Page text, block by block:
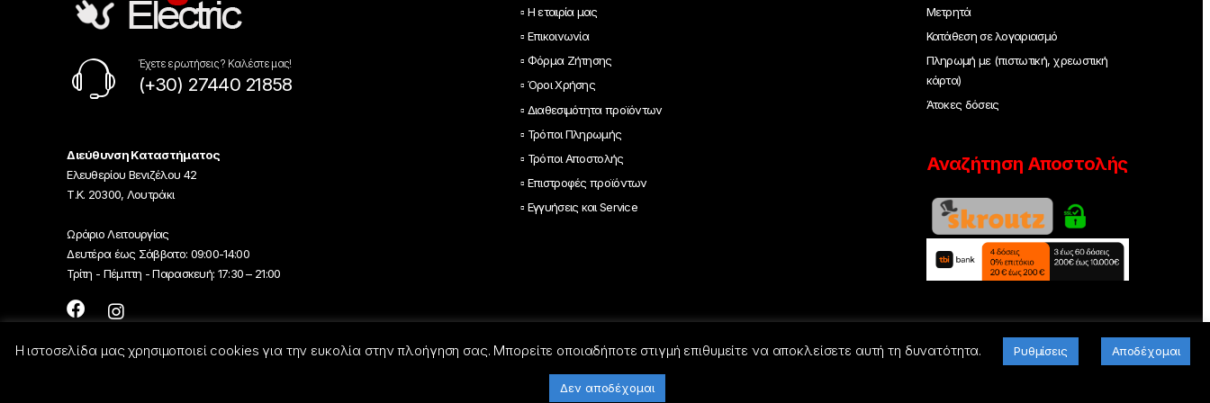
Έχετε ερωτήσεις ? Καλέστε μας!
(+30) 27440 21858
Διεύθυνση Καταστήματος
Ελευθερίου Βενιζέλου 42
Τ.Κ. 20300, Λουτράκι
Ωράριο Λειτουργίας
Δευτέρα έως Σάββατο: 09:00-14:00
Τρίτη - Πέμπτη - Παρασκευή: 17:30 – 21:00
▫ Η εταιρία μας
▫ Επικοινωνία
▫ Φόρμα Ζήτησης
▫ Όροι Χρήσης
▫ Διαθεσιμότητα προϊόντων
▫ Τρόποι Πληρωμής
▫ Τρόποι Αποστολής
▫ Επιστροφές προϊόντων
▫ Εγγυήσεις και Service
Μετρητά
Κατάθεση σε λογαριασμό
Πληρωμή με (πιστωτική, χρεωστική
κάρτα)
Άτοκες δόσεις
Αναζήτηση Αποστολής
Η ιστοσελίδα μας χρησιμοποιεί cookies για την ευκολία στην πλοήγηση σας. Μπορείτε οποιαδήποτε στιγμή επιθυμείτε να αποκλείσετε αυτή τη δυνατότητα. Ρυθμίσεις Αποδέχομαι
Δεν αποδέχομαι